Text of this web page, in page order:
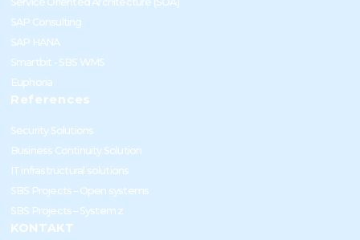
SAP Consulting
SAP HANA
Smartbit - SBS WMS
Euphoria
References
Security Solutions
Business Continuity Solution
IT infrastructural solutions
SBS Projects – Open systems
SBS Projects – System z
KONTAKT